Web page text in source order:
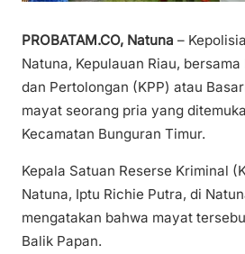
PROBATAM.CO, Natuna –
Natuna, Kepulauan Riau,
dan Pertolongan (KPP) atau
mayat seorang pria yang
Kecamatan Bunguran Timur.
Kepala Satuan Reserse Kriminal
Natuna, Iptu Richie Putra, di
mengatakan bahwa mayat
Balik Papan.